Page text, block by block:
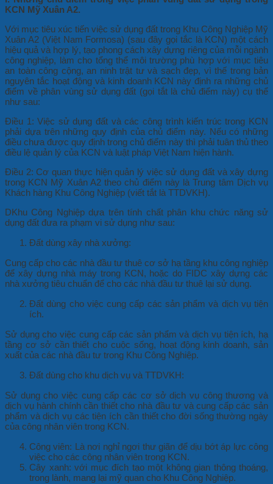
KCN Mỹ Xuân A2.
Với mục tiêu xúc tiến việc sử dụng đất trong Khu Công Nghiệp Mỹ
Xuân A2 (Việt Nam Formosa) (sau đây gọi tắc là KCN) một cách
hiệu quả và hợp lý, tạo phong cách xây dựng riêng của mỗi ngành
công nghiệp, làm cho tổng thể môi trường phù hợp với mục tiêu
an toàn công cộng, an ninh trật tư và sạch đẹp, vì thế trong bản
nguyên tắc hoạt động và kinh doanh KCN này định ra những chủ
điểm về phân vùng sử dụng đất (gọi tắt là chủ điểm này) cụ thể
như sau:
Điều 1: Việc sử dụng đất và các công trình kiến trúc trong KCN
phải dựa trên những quy định của chủ điểm này. Nếu có những
điều chưa được quy định trong chủ điểm này thì phải tuân thủ theo
điều lệ quản lý của KCN và luật pháp Việt Nam hiện hành.
Điều 2: Cơ quan thực hiện quản lý việc sử dụng đất và xây dựng
trong KCN Mỹ Xuân A2 theo chủ điểm này là Trung tâm Dịch vụ
Khách hàng Khu Công Nghiệp (viết tắt là TTDVKH).
DKhu Công Nghiệp dựa trên tính chất phân khu chức năng sử
dụng đất đưa ra phạm vi sử dụng như sau:
Đất dùng xây nhà xưởng:
Cung cấp cho các nhà đầu tư thuê cơ sở hạ tầng khu công nghiệp
để xây dựng nhà máy trong KCN, hoặc do FIDC xây dựng các
nhà xưởng tiêu chuẩn để cho các nhà đầu tư thuê lại sử dụng.
Đất dùng cho việc cung cấp các sản phẩm và dịch vụ tiện
ích.
Sử dụng cho việc cung cấp các sản phẩm và dịch vụ tiện ích, hạ
tầng cơ sở cần thiết cho cuộc sống, hoạt động kinh doanh, sản
xuất của các nhà đầu tư trong Khu Công Nghiệp.
Đất dùng cho khu dịch vụ và TTDVKH:
Sử dụng cho việc cung cấp các cơ sở dịch vụ công thương và
dịch vụ hành chính cần thiết cho nhà đầu tư và cung cấp các sản
phẩm và dịch vụ các tiện ích cần thiết cho đời sống thường ngày
của công nhân viên trong KCN.
Công viên: Là nơi nghỉ ngơi thư giãn để dịu bớt áp lực công
việc cho các công nhân viên trong KCN.
Cây xanh: với mục đích tạo một không gian thông thoáng,
trong lành, mang lại mỹ quan cho Khu Công Nghiệp.